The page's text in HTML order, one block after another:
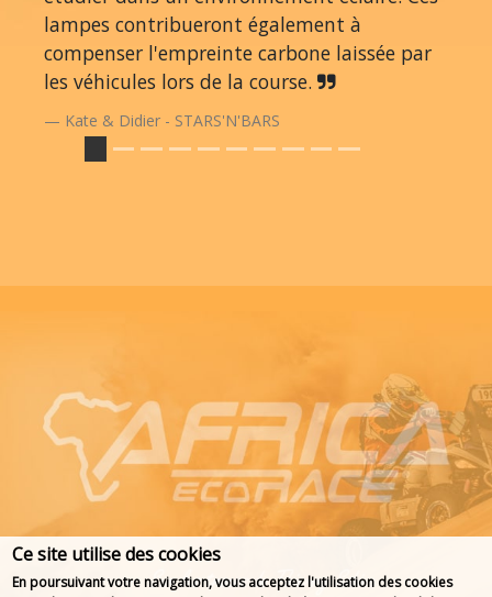
lampes contribueront également à
compenser l'empreinte carbone laissée par
les véhicules lors de la course.
Kate & Didier - STARS'N'BARS
Ce site utilise des cookies
En poursuivant votre navigation, vous acceptez l'utilisation des cookies